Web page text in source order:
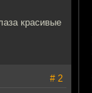
красивые
# 2